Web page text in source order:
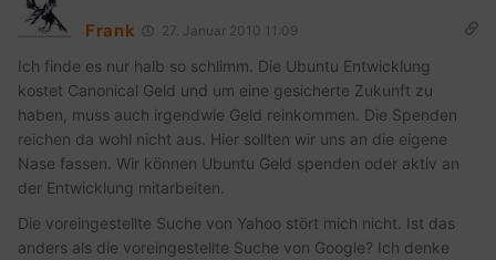
Frank 27. Januar 2010 11:09
Ich finde es nur halb so schlimm. Die Ubuntu Entwicklung
kostet Canonical Geld und um eine gesicherte Zukunft zu
haben, muss auch irgendwie Geld reinkommen. Die Spenden
reichen da wohl nicht aus. Hier sollten wir uns an die eigene
Nase fassen. Wir können Ubuntu Geld spenden oder aktiv an
der Entwicklung mitarbeiten.
Die voreingestellte Suche von Yahoo stört mich nicht. Ist das
anders als die voreingestellte Suche von Google? Ich denke